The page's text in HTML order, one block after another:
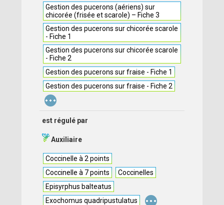
Gestion des pucerons (aériens) sur
chicorée (frisée et scarole) – Fiche 3
Gestion des pucerons sur chicorée scarole
- Fiche 1
Gestion des pucerons sur chicorée scarole
- Fiche 2
Gestion des pucerons sur fraise - Fiche 1
Gestion des pucerons sur fraise - Fiche 2
...
est régulé par
Auxiliaire
Coccinelle à 2 points
Coccinelle à 7 points
Coccinelles
Episyrphus balteatus
Exochomus quadripustulatus
...